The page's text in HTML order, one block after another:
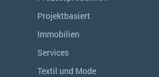
Projektbasiert
Immobilien
Services
Textil und Mode